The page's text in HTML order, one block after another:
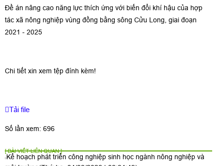
Đề án nâng cao năng lực thích ứng với biến đổi khí hậu của hợp
tác xã nông nghiệp vùng đồng bằng sông Cửu Long, giai đoạn
2021 - 2025
Chi tiết xin xem tệp đính kèm!
Tải file
Số lần xem: 696
[ BÀI VIẾT LIÊN QUAN ]
Kế hoạch phát triển công nghiệp sinh học ngành nông nghiệp và